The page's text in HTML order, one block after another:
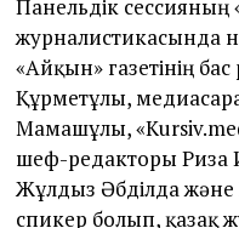
Панельдік сессияның
журналистикасында
«Айқын» газетінің
Құрметұлы,
Мамашұлы,
шеф-редакторы Риза
Жұлдыз Әбділда және
спикер болып, қазақ